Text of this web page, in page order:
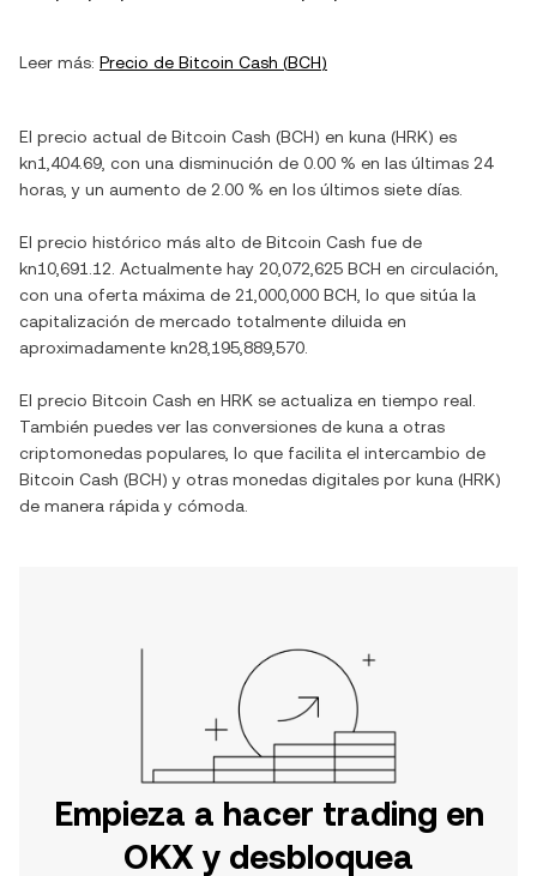
Leer más: Precio de Bitcoin Cash (BCH)
El precio actual de Bitcoin Cash (BCH) en kuna (HRK) es
kn1,404.69 , con una disminución de 0.00 % en las últimas 24
horas, y un aumento de 2.00 % en los últimos siete días.
El precio histórico más alto de Bitcoin Cash fue de
kn10,691.12 . Actualmente hay 20,072,625 BCH en circulación,
con una oferta máxima de 21,000,000 BCH , lo que sitúa la
capitalización de mercado totalmente diluida en
aproximadamente kn28,195,889,570
El precio Bitcoin Cash en HRK se actualiza en tiempo real.
También puedes ver las conversiones de kuna a otras
criptomonedas populares, lo que facilita el intercambio de
Bitcoin Cash (BCH) y otras monedas digitales por kuna (HRK)
de manera rápida y cómoda.
Empieza a hacer trading en
OKX y desbloquea